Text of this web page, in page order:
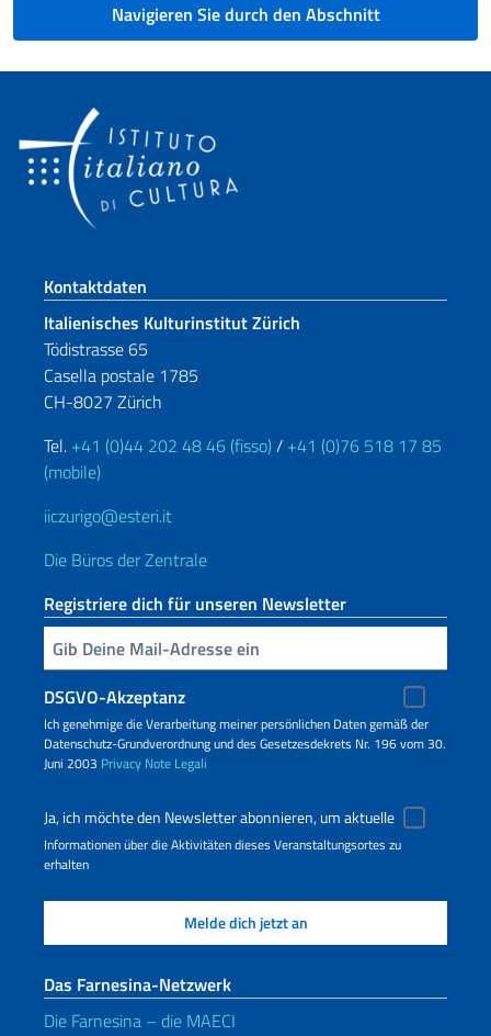
Navigieren Sie durch den Abschnitt
Fußbereich
Kontaktdaten
Italienisches Kulturinstitut Zürich
Tödistrasse 65
Casella postale 1785
CH-8027 Zürich
Tel. +41 (0)44 202 48 46 (fisso) / +41 (0)76 518 17 85
(mobile)
iiczurigo@esteri.it
Die Büros der Zentrale
Registriere dich für unseren Newsletter
Geben Sie Ihre E-Mail ein
DSGVO-Akzeptanz
Ich genehmige die Verarbeitung meiner persönlichen Daten gemäß der
Datenschutz-Grundverordnung und des Gesetzesdekrets Nr. 196 vom 30.
Juni 2003 Privacy Note Legali
Ja, ich möchte den Newsletter abonnieren, um aktuelle
Informationen über die Aktivitäten dieses Veranstaltungsortes zu
erhalten
Das Farnesina-Netzwerk
Die Farnesina – die MAECI